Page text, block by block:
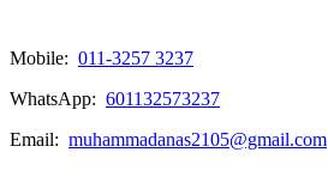
Mobile: 011-3257 3237
WhatsApp: 601132573237
Email: muhammadanas2105@gmail.com